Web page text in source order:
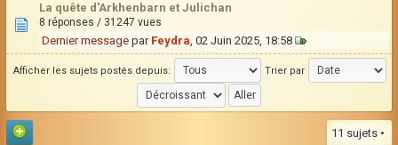
La quête d'Arkhenbarn et Julichan
8 réponses / 31247 vues
Dernier message par Feydra, 02 Juin 2025, 18:58
Afficher les sujets postés depuis: Trier par
11 sujets •